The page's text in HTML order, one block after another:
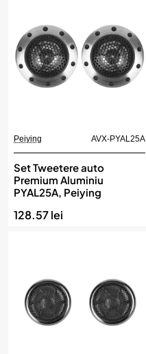
Peiying AVX-PYAL25A
Set Tweetere auto
Premium Aluminiu
PYAL25A, Peiying
128.57 lei